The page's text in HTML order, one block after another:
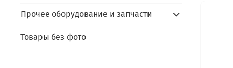
Прочее оборудование и запчасти
Товары без фото